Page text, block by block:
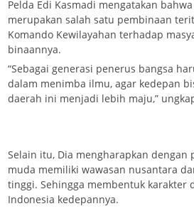
Pelda Edi Kasmadi mengatakan
merupakan salah satu pembinaan
Komando Kewilayahan terhadap
binaannya.
“Sebagai generasi penerus bangsa
dalam menimba ilmu, agar kedepan
daerah ini menjadi lebih maju,”
Selain itu, Dia mengharapkan dengan
muda memiliki wawasan nusantara
tinggi. Sehingga membentuk karakter
Indonesia kedepannya.